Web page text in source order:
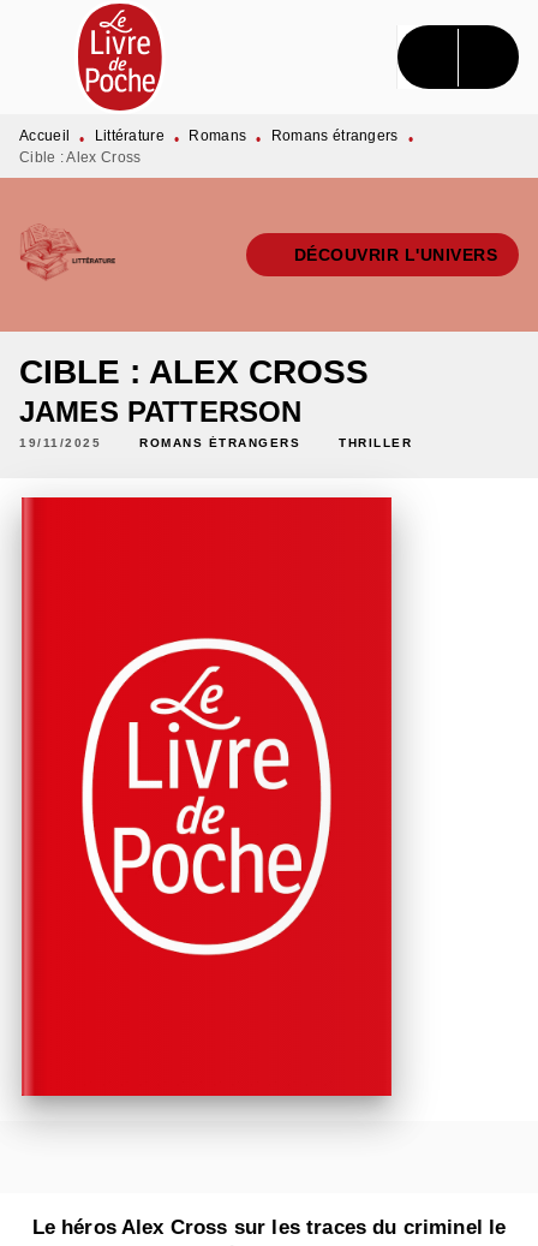
MENU RECHERCHE CONTENU
PIED DE PAGE
Accueil • Littérature • Romans • Romans étrangers
•
Cible : Alex Cross
DÉCOUVRIR L'UNIVERS
CIBLE : ALEX CROSS
JAMES PATTERSON
19/11/2025 ROMANS ÉTRANGERS THRILLER
Le héros Alex Cross sur les traces du criminel le